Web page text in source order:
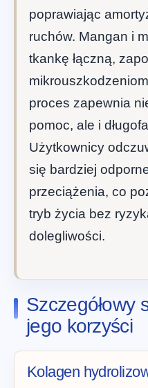
poprawiając
ruchów. Mangan i
tkankę łączną,
proces zapewnia
pomoc, ale i
Użytkownicy
się bardziej
przeciążenia, co
tryb życia bez
dolegliwości.
Szczegółowy
jego korzyści
Kolagen